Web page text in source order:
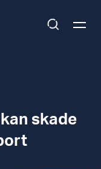
skade